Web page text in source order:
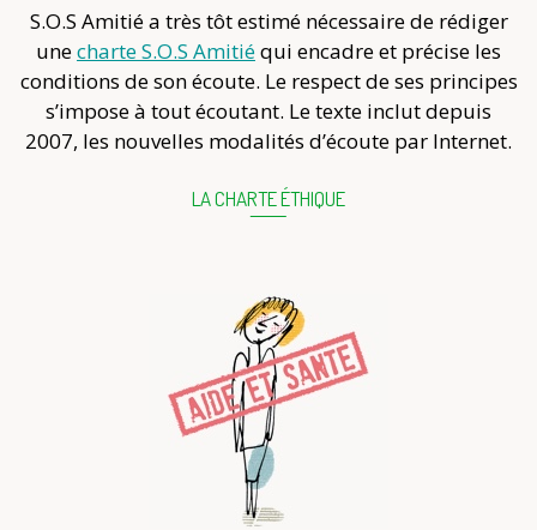
S.O.S Amitié a très tôt estimé nécessaire de rédiger
unecharte S.O.S Amitiéqui encadre et précise les
conditions de son écoute. Le respect de ses principes
s’impose à tout écoutant. Le texte inclut depuis
2007, les nouvelles modalités d’écoute par Internet.
LA CHARTE ÉTHIQUE